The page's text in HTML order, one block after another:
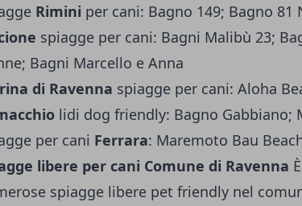
Rimini per cani: Bagno 149; Bagno 81
spiagge per cani: Bagni Malibù 23;
Bagni Marcello e Anna
di Ravenna spiagge per cani: Aloha
lidi dog friendly: Bagno Gabbiano;
per cani Ferrara: Maremoto Bau
libere per cani Comune di Ravenna
spiagge libere pet friendly nel